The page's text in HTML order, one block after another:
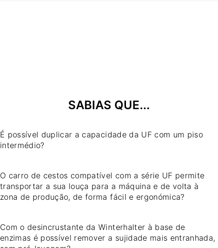
SABIAS QUE...
É possível duplicar a capacidade da UF com um piso
intermédio?
O carro de cestos compatível com a série UF permite
transportar a sua louça para a máquina e de volta à
zona de produção, de forma fácil e ergonómica?
Com o desincrustante da Winterhalter à base de
enzimas é possível remover a sujidade mais entranhada,